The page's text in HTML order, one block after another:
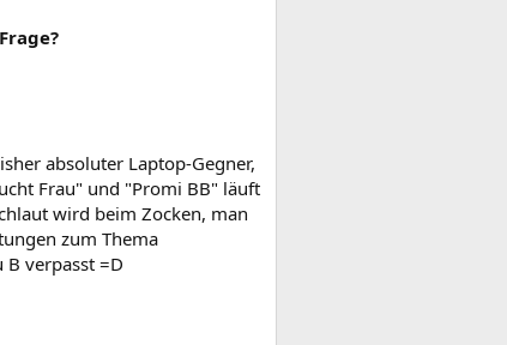
absoluter Laptop-Gegner,
Frau" und "Promi BB" läuft
wird beim Zocken, man
zum Thema
verpasst =D